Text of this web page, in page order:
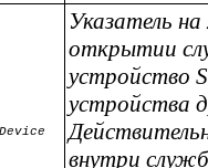
Указатель
открытии
устройство
устройства
внутри